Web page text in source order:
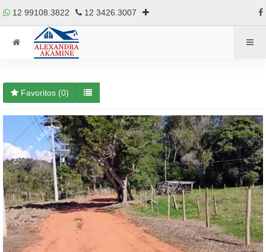
12 99108.3822 12 3426.3007
Favoritos (0)
CUNHA - ÁREA